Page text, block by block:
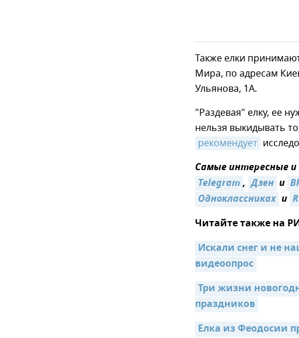
Также елки
Мира, по адресам
Ульянова, 1А.
"Раздевая" елку, ее
нельзя выкидывать
рекомендует
Самые интересные
Telegram, Дзен и
Одноклассниках и
Читайте также на
Искали снег и не
видеоопрос
Три жизни
праздников
Елка из Феодосии